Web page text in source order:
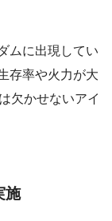
ムに出現してい
存率や火力が大
欠かせないアイ
施